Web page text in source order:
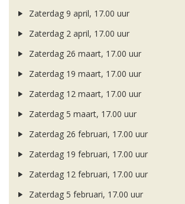
Zaterdag 9 april, 17.00 uur
Zaterdag 2 april, 17.00 uur
Zaterdag 26 maart, 17.00 uur
Zaterdag 19 maart, 17.00 uur
Zaterdag 12 maart, 17.00 uur
Zaterdag 5 maart, 17.00 uur
Zaterdag 26 februari, 17.00 uur
Zaterdag 19 februari, 17.00 uur
Zaterdag 12 februari, 17.00 uur
Zaterdag 5 februari, 17.00 uur